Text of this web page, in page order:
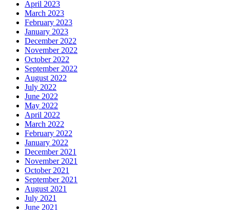
April 2023
March 2023
February 2023
January 2023
December 2022
November 2022
October 2022
September 2022
August 2022
July 2022
June 2022
May 2022
April 2022
March 2022
February 2022
January 2022
December 2021
November 2021
October 2021
September 2021
August 2021
July 2021
June 2021